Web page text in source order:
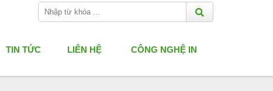
TIN TỨC LIÊN HỆ CÔNG NGHỆ IN